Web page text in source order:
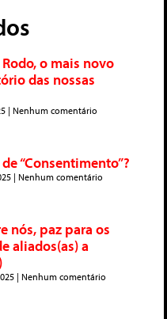
o mais novo
das nossas
Nenhum comentário
“Consentimento”?
Nenhum comentário
nós, paz para os
aliados(as) a
Nenhum comentário